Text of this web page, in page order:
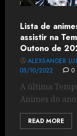
Lista de
assistir na
Outono de
ALEXSANDER
05/10/2022
0
A última
Animes do
READ MORE